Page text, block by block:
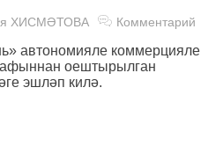
ХИСМӘТОВА Комментарий
автономияле коммерцияле
оештырылган
эшләп килә.